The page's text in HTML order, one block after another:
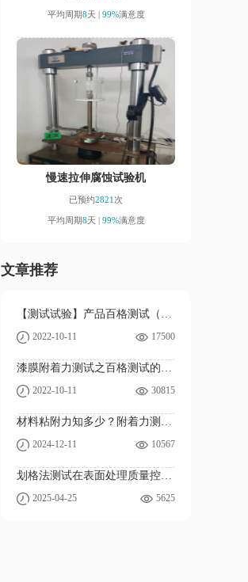
平均周期8天 | 99%满意度
慢速拉伸腐蚀试验机
已预约2821次
平均周期8天 | 99%满意度
文章推荐
【测试试验】产品百格测试（附着力测试）
2022-10-11 17500
漆膜附着力测试之百格测试的实验步骤
2022-10-11 30815
材料粘附力知多少？附着力测试的科学原理
2024-12-11 10567
划格法测试在表面处理质量控制中的应用实践
2025-04-25 5625